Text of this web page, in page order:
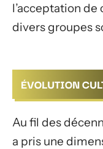
l’acceptation de
divers groupes
ÉVOLUTION
Au fil des
a pris une